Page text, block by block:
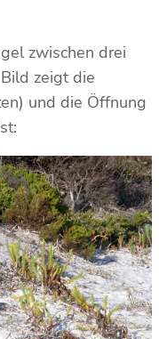
zwischen drei
zeigt die
und die Öffnung